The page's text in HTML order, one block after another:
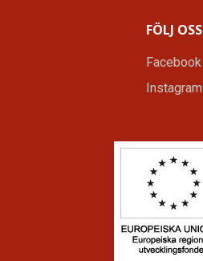
FÖLJ OSS
Facebook
Instagram